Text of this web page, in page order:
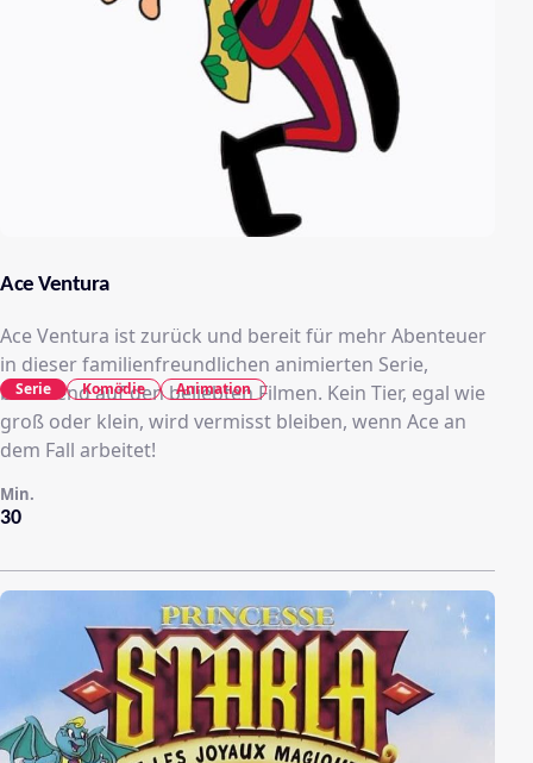
Ace Ventura
Ace Ventura ist zurück und bereit für mehr Abenteuer
in dieser familienfreundlichen animierten Serie,
basierend auf den beliebten Filmen. Kein Tier, egal wie
groß oder klein, wird vermisst bleiben, wenn Ace an
dem Fall arbeitet!
30
Min.
Serie Komödie Animation